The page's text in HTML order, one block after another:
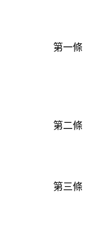
第一條
第二條
第三條